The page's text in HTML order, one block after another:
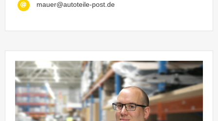
mauer@autoteile-post.de